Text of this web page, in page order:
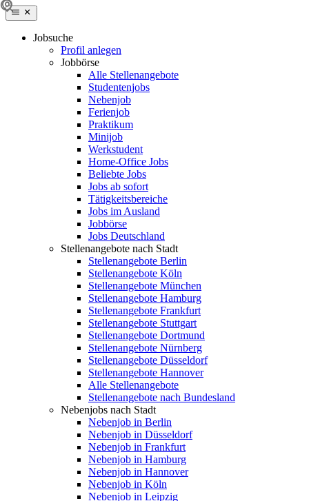
Jobsuche
Profil anlegen
Jobbörse
Alle Stellenangebote
Studentenjobs
Nebenjob
Ferienjob
Praktikum
Minijob
Werkstudent
Home-Office Jobs
Beliebte Jobs
Jobs ab sofort
Tätigkeitsbereiche
Jobs im Ausland
Jobbörse
Jobs Deutschland
Stellenangebote nach Stadt
Stellenangebote Berlin
Stellenangebote Köln
Stellenangebote München
Stellenangebote Hamburg
Stellenangebote Frankfurt
Stellenangebote Stuttgart
Stellenangebote Dortmund
Stellenangebote Nürnberg
Stellenangebote Düsseldorf
Stellenangebote Hannover
Alle Stellenangebote
Stellenangebote nach Bundesland
Nebenjobs nach Stadt
Nebenjob in Berlin
Nebenjob in Düsseldorf
Nebenjob in Frankfurt
Nebenjob in Hamburg
Nebenjob in Hannover
Nebenjob in Köln
Nebenjob in Leipzig